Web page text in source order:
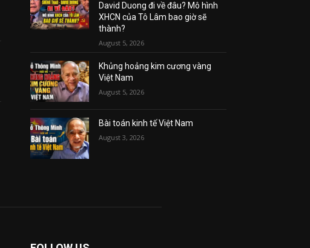
David Duong đi về đâu? Mô hình
XHCN của Tô Lâm bao giờ sẽ
thành?
August 5, 2026
Khủng hoảng kim cương vàng
Việt Nam
August 5, 2026
Bài toán kinh tế Việt Nam
August 3, 2026